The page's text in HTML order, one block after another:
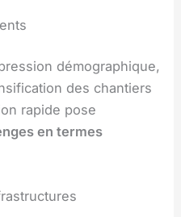
démographique,
des chantiers
rapide pose
en termes